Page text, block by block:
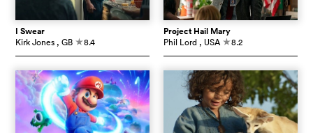
I Swear
Kirk Jones , GB c8.4
Project Hail Mary
Phil Lord , USA c8.2